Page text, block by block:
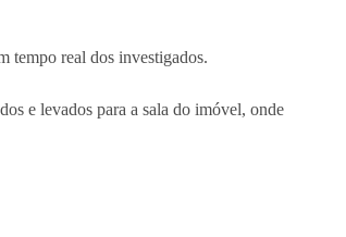
tempo real dos investigados.
e levados para a sala do imóvel, onde